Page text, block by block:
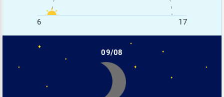
6 17
09/08